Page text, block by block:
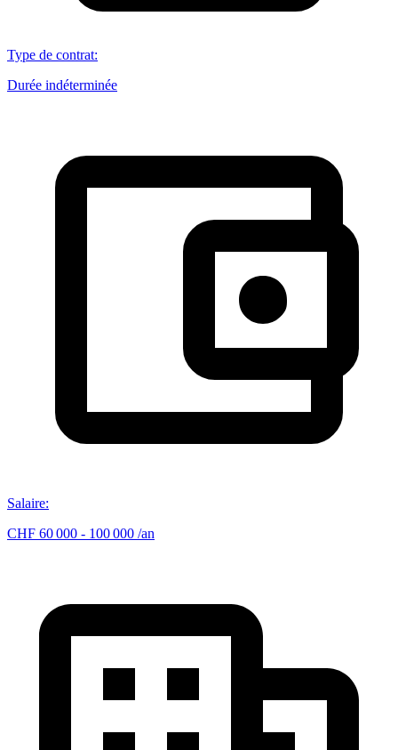
Type de contrat:
Durée indéterminée
Salaire:
CHF 60 000 - 100 000 /an